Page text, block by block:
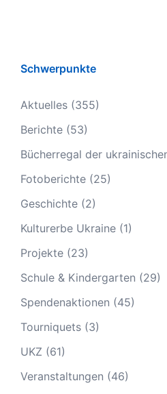
Schwerpunkte
Aktuelles (355)
Berichte (53)
Bücherregal der
Fotoberichte (25)
Geschichte (2)
Kulturerbe Ukraine (1)
Projekte (23)
Schule & Kindergarten (29)
Spendenaktionen (45)
Tourniquets (3)
UKZ (61)
Veranstaltungen (46)